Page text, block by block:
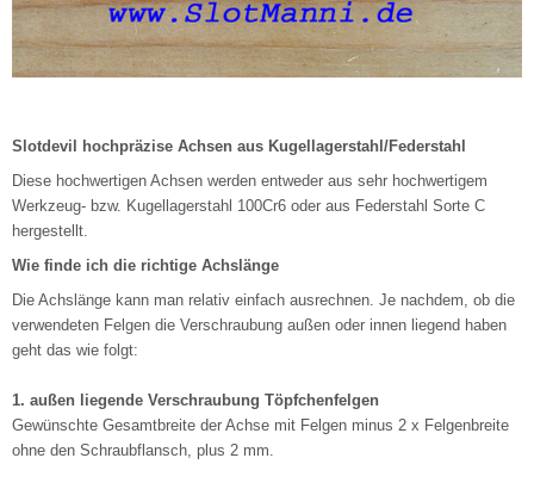
Slotdevil hochpräzise Achsen aus Kugellagerstahl/Federstahl
Diese hochwertigen Achsen werden entweder aus sehr hochwertigem
Werkzeug- bzw. Kugellagerstahl 100Cr6 oder aus Federstahl Sorte C
hergestellt.
Wie finde ich die richtige Achslänge
Die Achslänge kann man relativ einfach ausrechnen. Je nachdem, ob die
verwendeten Felgen die Verschraubung außen oder innen liegend haben
geht das wie folgt:
1. außen liegende Verschraubung Töpfchenfelgen
Gewünschte Gesamtbreite der Achse mit Felgen minus 2 x Felgenbreite
ohne den Schraubflansch, plus 2 mm.